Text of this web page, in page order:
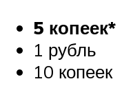
5 копеек*
1 рубль
10 копеек